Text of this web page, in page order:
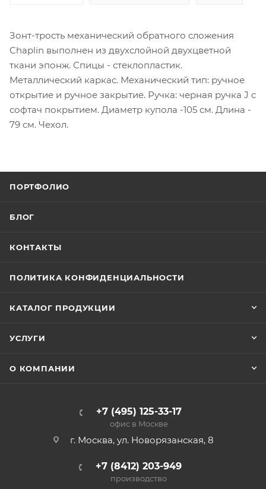
Зонт-трость механический обратного сложения
Chaplin выполнен из двухслойной двухцветной
ткани эпонж. Спицы - стеклопластик.
Металлический каркас. Механический тип: ручное
открытие и ручное закрытие. Ручка: черная ручка J с
софтач покрытием. Диаметр купола -105 см. Длина -
79 см. Чехол.
ПОРТФОЛИО
БЛОГ
КОНТАКТЫ
ПОЛИТИКА КОНФИДЕНЦИАЛЬНОСТИ
КАТАЛОГ ПРОДУКЦИИ
УСЛУГИ
О КОМПАНИИ
+7 (495) 125-33-17
офис в Москве
г. Москва, ул. Новорязанская, 8
+7 (8412) 203-949
производство